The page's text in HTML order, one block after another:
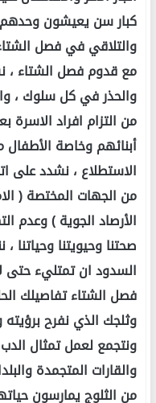
كبار سن يعيشون وحدهم
والتلاقي في فصل
مع قدوم فصل الشتاء ،
والحذر في كل سلوك ،
من التزام افراد الاسرة
أبنائهم وخاصة
الاستطلاع ، نشدد على
من الجهات المختصة (
الأرصاد الجوية ) وعدم
صحتنا وحيويتنا وحياتنا
السدود ان تمتليء حتى
فصل الشتاء تفاصيلك
وثلجك الذي نفرح برؤيته
ونتجمع لعمل تمثال
والقارات المتجمدة
من الثلوج يمارسون